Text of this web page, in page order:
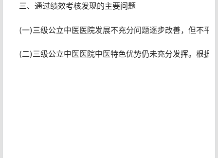
三、通过绩效考核发现的主要问题
(一)三级公立中医医院发展不充分问题逐步改善，但不平
(二)三级公立中医医院中医特色优势仍未充分发挥。根